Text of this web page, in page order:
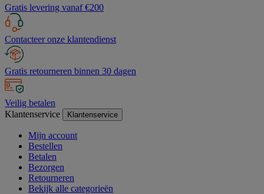
Gratis levering vanaf €200
Contacteer onze klantendienst
Gratis retourneren binnen 30 dagen
Veilig betalen
Klantenservice
Klantenservice
Mijn account
Bestellen
Betalen
Bezorgen
Retourneren
Bekijk alle categorieën